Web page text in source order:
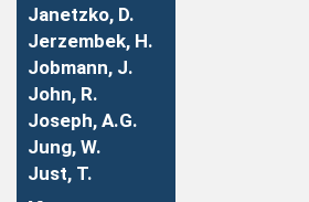
Janetzko, D.
Jerzembek, H.
Jobmann, J.
John, R.
Joseph, A.G.
Jung, W.
Just, T.